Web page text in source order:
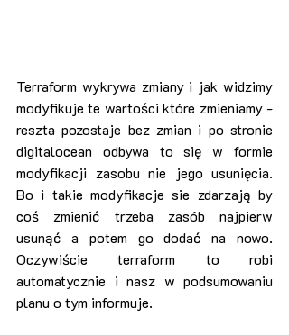
Terraform wykrywa zmiany i jak widzimy
modyfikuje te wartości które zmieniamy -
reszta pozostaje bez zmian i po stronie
digitalocean odbywa to się w formie
modyfikacji zasobu nie jego usunięcia.
Bo i takie modyfikacje sie zdarzają by
coś zmienić trzeba zasób najpierw
usunąć a potem go dodać na nowo.
Oczywiście terraform to robi
automatycznie i nasz w podsumowaniu
planu o tym informuje.